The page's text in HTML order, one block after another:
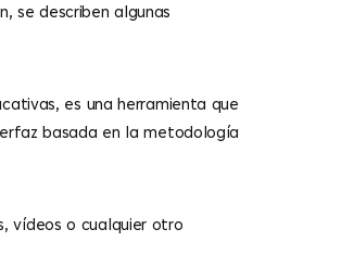
se describen algunas
es una herramienta que
basada en la metodología
vídeos o cualquier otro